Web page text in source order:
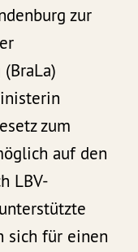
zur
zum
auf den
LBV-
sich für einen